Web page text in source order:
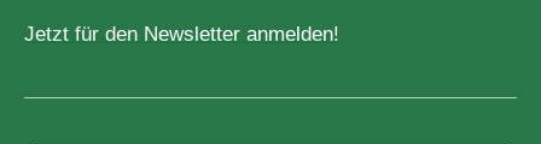
Jetzt für den Newsletter anmelden!